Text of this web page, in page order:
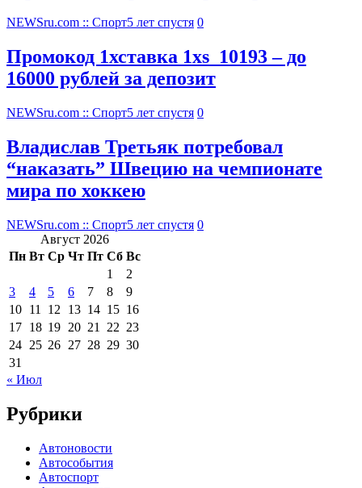
NEWSru.com :: Спорт5 лет спустя 0
Промокод 1хставка 1xs_10193 – до
16000 рублей за депозит
NEWSru.com :: Спорт5 лет спустя 0
Владислав Третьяк потребовал
“наказать” Швецию на чемпионате
мира по хоккею
NEWSru.com :: Спорт5 лет спустя 0
Август 2026
Пн Вт Ср Чт Пт Сб Вс
1
2
3
4 5 6 7 8
9
10 11 12 13 14 15 16
17 18 19 20 21 22 23
24 25 26 27 28 29 30
31
« Июл
Рубрики
Автоновости
Автособытия
Автоспорт